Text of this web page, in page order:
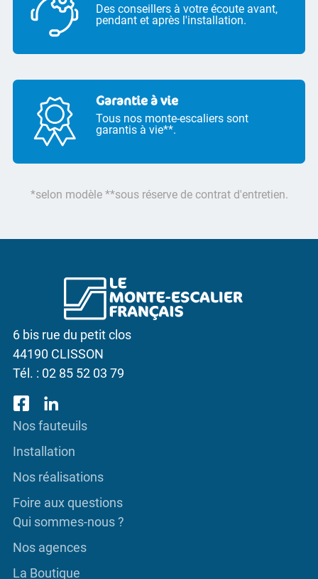
Des conseillers à votre écoute avant,
pendant et après l'installation.
Garantie à vie
Tous nos monte-escaliers sont
garantis à vie**.
*selon modèle **sous réserve de contrat d'entretien.
6 bis rue du petit clos
44190 CLISSON
Tél. : 02 85 52 03 79
Nos fauteuils
Installation
Nos réalisations
Foire aux questions
Qui sommes-nous ?
Nos agences
La Boutique